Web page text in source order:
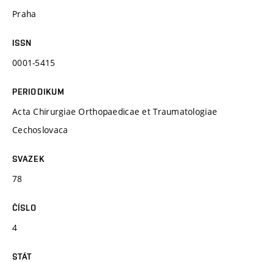
Praha
ISSN
0001-5415
PERIODIKUM
Acta Chirurgiae Orthopaedicae et Traumatologiae
Cechoslovaca
SVAZEK
78
ČÍSLO
4
STÁT